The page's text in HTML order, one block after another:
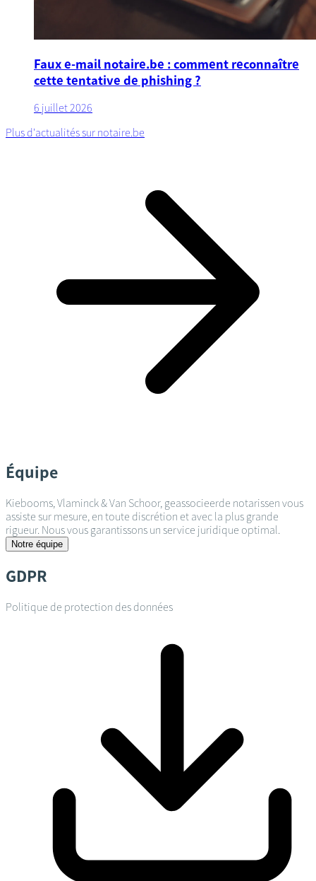
Faux e-mail notaire.be : comment reconnaître
cette tentative de phishing ?
6 juillet 2026
Plus d'actualités sur notaire.be
Équipe
Kiebooms, Vlaminck & Van Schoor, geassocieerde notarissen vous
assiste sur mesure, en toute discrétion et avec la plus grande
rigueur. Nous vous garantissons un service juridique optimal.
Notre équipe
GDPR
Politique de protection des données